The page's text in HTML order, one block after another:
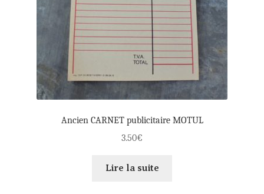
Ancien CARNET publicitaire MOTUL
3.50€
Lire la suite